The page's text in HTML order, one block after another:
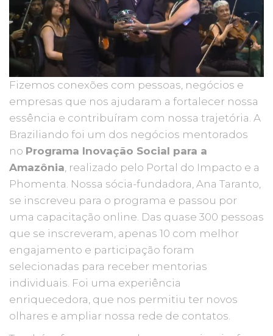
Fizemos conexões com pessoas, negócios e
empresas que nos ajudaram a fortalecer nossa
essência e contribuíram com nossa trajetória. A
Braziliando foi um dos negócios mentorados
no Programa Inovação Social para a
Amazônia, realizado pelo Portal do Impacto e a
Phomenta. Nossa sócia-fundadora, Ana Taranto,
se inscreveu para o programa e passou por
uma capacitação online. Das quase 300 pessoas
que se inscreveram, apenas 10 com melhor
engajamento e participação foram
selecionadas para receber mentorias
individuais. Foi uma experiência
enriquecedora, que nos permitiu ter novos
olhares e ampliar nossa rede de contatos.